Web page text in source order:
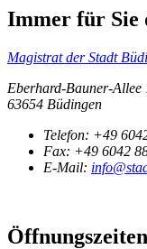
Immer für Sie
Magistrat der Stadt
Eberhard-Bauner-Allee
63654 Büdingen
Telefon: +49
Fax: +49 6042
E-Mail: